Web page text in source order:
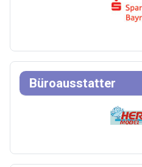
Büroausstatter